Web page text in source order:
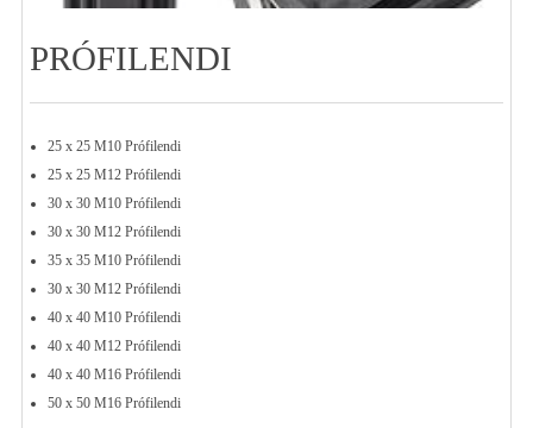
PRÓFILENDI
25 x 25 M10 Prófilendi
25 x 25 M12 Prófilendi
30 x 30 M10 Prófilendi
30 x 30 M12 Prófilendi
35 x 35 M10 Prófilendi
30 x 30 M12 Prófilendi
40 x 40 M10 Prófilendi
40 x 40 M12 Prófilendi
40 x 40 M16 Prófilendi
50 x 50 M16 Prófilendi